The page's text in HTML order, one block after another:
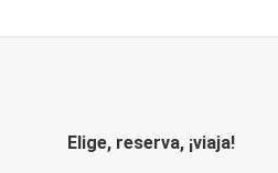
Elige, reserva, ¡viaja!